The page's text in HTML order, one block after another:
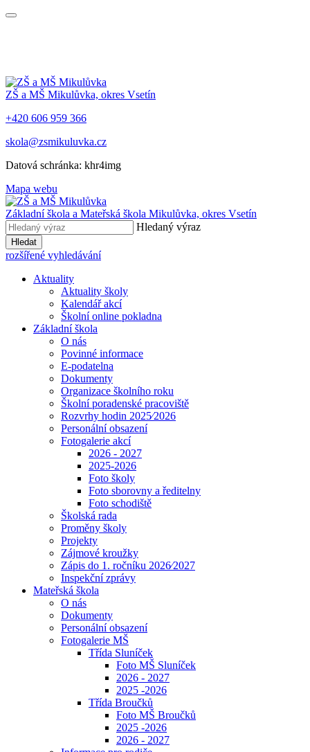
ZŠ a MŠ Mikulůvka, okres Vsetín
+420 606 959 366
skola@zsmikuluvka.cz
Datová schránka: khr4img
Mapa webu
Základní škola a Mateřská škola Mikulůvka, okres Vsetín
Hledaný výraz
Hledat
rozšířené vyhledávání
Aktuality
Aktuality školy
Kalendář akcí
Školní online pokladna
Základní škola
O nás
Povinné informace
E-podatelna
Dokumenty
Organizace školního roku
Školní poradenské pracoviště
Rozvrhy hodin 2025⁄2026
Personální obsazení
Fotogalerie akcí
2026 - 2027
2025-2026
Foto školy
Foto sborovny a ředitelny
Foto schodiště
Školská rada
Proměny školy
Projekty
Zájmové kroužky
Zápis do 1. ročníku 2026⁄2027
Inspekční zprávy
Mateřská škola
O nás
Dokumenty
Personální obsazení
Fotogalerie MŠ
Třída Sluníček
Foto MŠ Sluníček
2026 - 2027
2025 -2026
Třída Broučků
Foto MŠ Broučků
2025 -2026
2026 - 2027